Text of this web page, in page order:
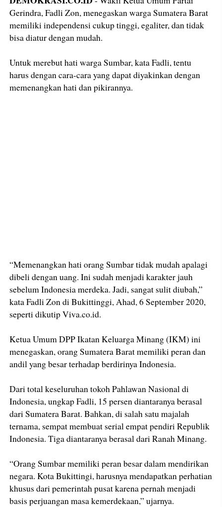
Gerindra, Fadli Zon, menegaskan warga Sumatera Barat
memiliki independensi cukup tinggi, egaliter, dan tidak
bisa diatur dengan mudah.
Untuk merebut hati warga Sumbar, kata Fadli, tentu
harus dengan cara-cara yang dapat diyakinkan dengan
memenangkan hati dan pikirannya.
“Memenangkan hati orang Sumbar tidak mudah apalagi
dibeli dengan uang. Ini sudah menjadi karakter jauh
sebelum Indonesia merdeka. Jadi, sangat sulit diubah,”
kata Fadli Zon di Bukittinggi, Ahad, 6 September 2020,
seperti dikutip Viva.co.id.
Ketua Umum DPP Ikatan Keluarga Minang (IKM) ini
menegaskan, orang Sumatera Barat memiliki peran dan
andil yang besar terhadap berdirinya Indonesia.
Dari total keseluruhan tokoh Pahlawan Nasional di
Indonesia, ungkap Fadli, 15 persen diantaranya berasal
dari Sumatera Barat. Bahkan, di salah satu majalah
ternama, sempat membuat serial empat pendiri Republik
Indonesia. Tiga diantaranya berasal dari Ranah Minang.
“Orang Sumbar memiliki peran besar dalam mendirikan
negara. Kota Bukittingi, harusnya mendapatkan perhatian
khusus dari pemerintah pusat karena pernah menjadi
basis perjuangan masa kemerdekaan,” ujarnya.